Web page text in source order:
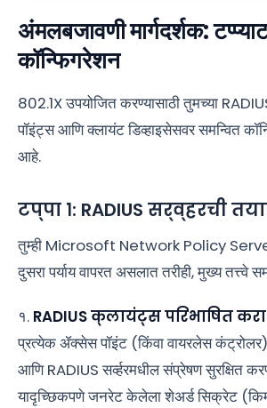
अंमलबजावणी मार्गदर्शक:
कॉन्फिगरेशन
802.1X उपयोजित करण्यासाठी तुमच्या
पॉइंट्स आणि क्लायंट डिव्हाइसेसवर समन्वित
आहे.
टप्पा १: RADIUS सर्व्हरची
तुम्ही Microsoft Network Policy
दुसरा पर्याय वापरत असलात तरीही, मुख्य तत्त्वे
१. RADIUS क्लायंट्स परिभाषित करा
प्रत्येक ॲक्सेस पॉइंट (किंवा वायरलेस
आणि RADIUS सर्व्हरमधील संप्रेषण सुरक्षित
यादृच्छिकपणे जनरेट केलेला शेअर्ड सिक्रेट